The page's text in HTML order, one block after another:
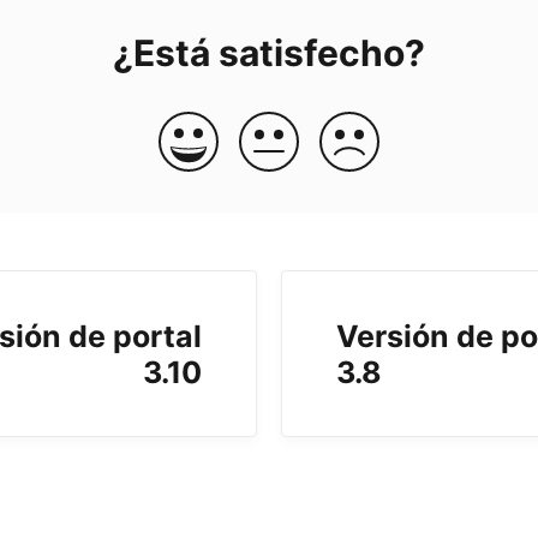
¿Está satisfecho?
de portal
3.10
Versión de
3.8